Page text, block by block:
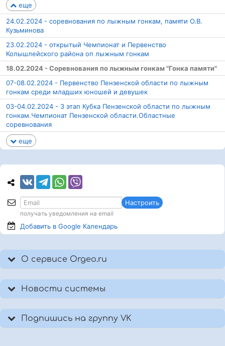
еще
24.02.2024 - соревнования по лыжным гонкам, памяти О.В.
Кузьминова
23.02.2024 - открытый Чемпионат и Первенство
Колышлейского района оп лыжным гонкам
18.02.2024 - Соревнования по лыжным гонкам "Гонка памяти"
07-08.02.2024 - Первенство Пензенской области по лыжным
гонкам среди младших юношей и девушек
03-04.02.2024 - 3 этап Кубка Пензенской области по лыжным
гонкам.Чемпионат Пензенской области.Областные
соревнования
еще
Настроить
получать уведомления на email
Добавить в Google Календарь
О сервисе Orgeo.ru
Новости системы
Подпишись на группу VK